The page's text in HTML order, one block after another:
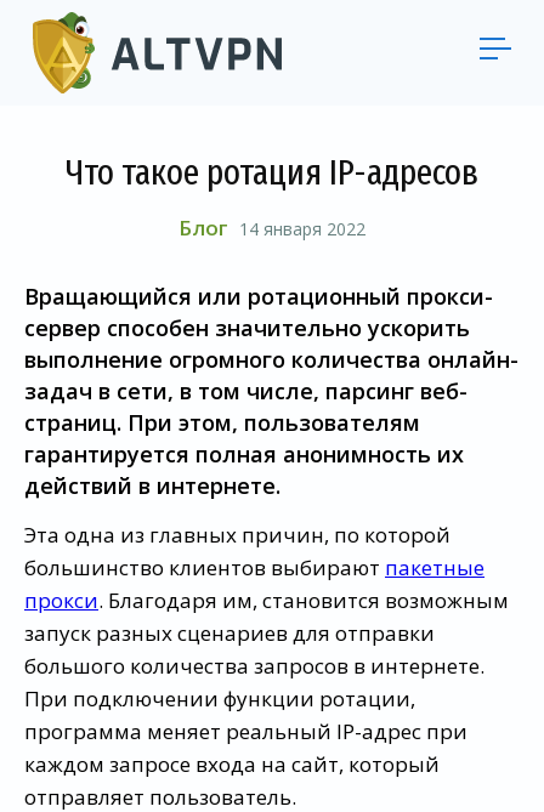
Что такое ротация IP-адресов
Блог 14 января 2022
Вращающийся или ротационный прокси-
сервер способен значительно ускорить
выполнение огромного количества онлайн-
задач в сети, в том числе, парсинг веб-
страниц. При этом, пользователям
гарантируется полная анонимность их
действий в интернете.
Эта одна из главных причин, по которой
большинство клиентов выбирают пакетные
прокси. Благодаря им, становится возможным
запуск разных сценариев для отправки
большого количества запросов в интернете.
При подключении функции ротации,
программа меняет реальный IP-адрес при
каждом запросе входа на сайт, который
отправляет пользователь.